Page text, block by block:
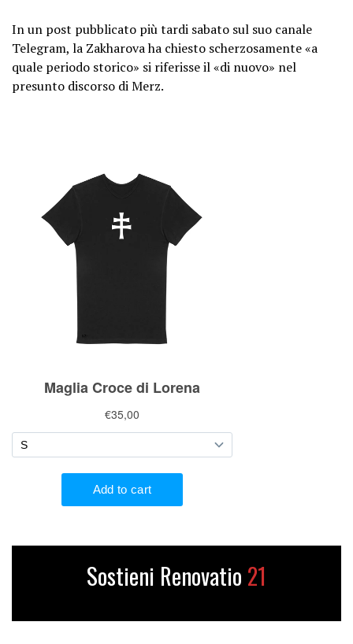
In un post pubblicato più tardi sabato sul suo canale
Telegram, la Zakharova ha chiesto scherzosamente «a
quale periodo storico» si riferisse il «di nuovo» nel
presunto discorso di Merz.
Sostieni Renovatio 21